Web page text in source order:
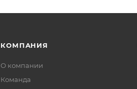
КОМПАНИЯ
О компании
Команда